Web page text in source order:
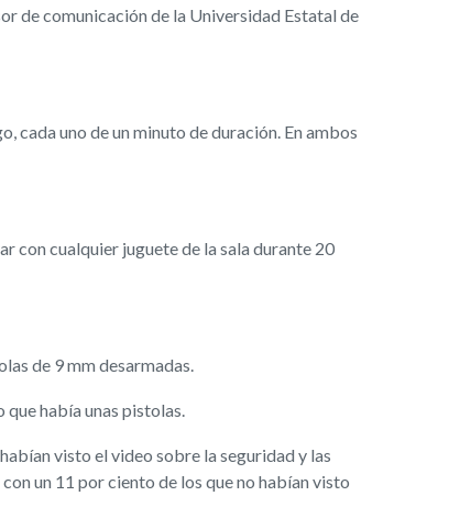
de comunicación de la Universidad Estatal de
cada uno de un minuto de duración. En ambos
con cualquier juguete de la sala durante 20
de 9 mm desarmadas.
había unas pistolas.
visto el video sobre la seguridad y las
un 11 por ciento de los que no habían visto